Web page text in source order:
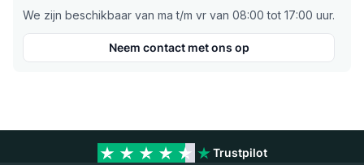
We zijn beschikbaar van ma t/m vr van 08:00 tot 17:00 uur.
Neem contact met ons op
Trustpilot